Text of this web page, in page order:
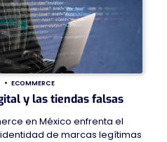
ECOMMERCE
y las tiendas falsas
en México enfrenta el
de marcas legítimas